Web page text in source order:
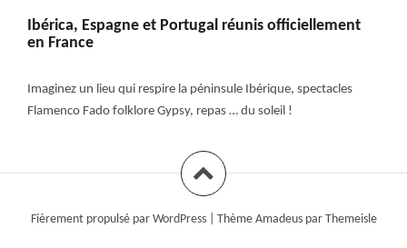
Ibérica, Espagne et Portugal réunis officiellement
en France
Imaginez un lieu qui respire la péninsule Ibérique, spectacles
Flamenco Fado folklore Gypsy, repas … du soleil !
Fièrement propulsé par WordPress| Thème Amadeuspar Themeisle